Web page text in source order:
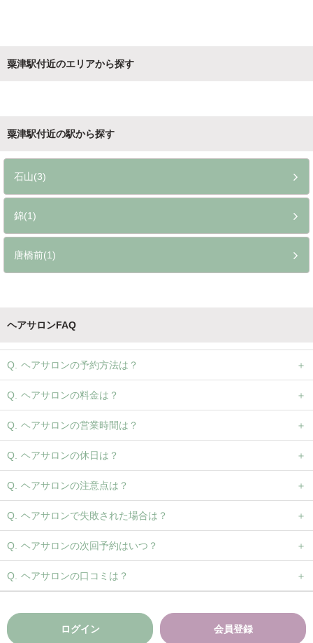
粟津駅付近のエリアから探す
粟津駅付近の駅から探す
石山(3)
錦(1)
唐橋前(1)
ヘアサロンFAQ
ヘアサロンの予約方法は？
ヘアサロンの料金は？
ヘアサロンの営業時間は？
ヘアサロンの休日は？
ヘアサロンの注意点は？
ヘアサロンで失敗された場合は？
ヘアサロンの次回予約はいつ？
ヘアサロンの口コミは？
ログイン 会員登録